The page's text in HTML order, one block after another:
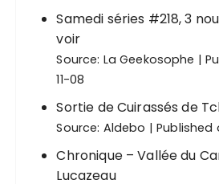
Samedi séries #218, 3
voir
Source: La Geekosophe
11-08
Sortie de Cuirassés de
Source: Aldebo Published
Chronique – Vallée du
Lucazeau